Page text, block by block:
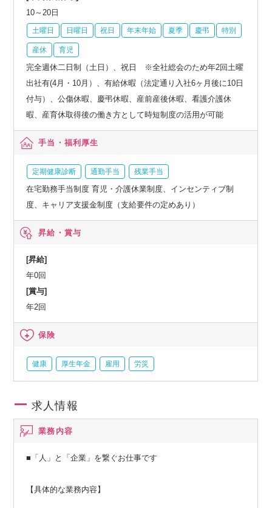
10～20日
土曜日 日曜日 祝日 年末年始 夏季 慶弔 特別
産休 育児
完全週休二日制（土日）、祝日 ※全社総会のため年2回土曜
出社有(4月・10月）、有給休暇（法定通り入社6ヶ月後に10日
付与）、公傷休暇、慶弔休暇、産前産後休暇、看護介護休
暇、産育休取得後の働き方として時短制度の活用が可能
手当・福利厚生
定期健康診断 通勤手当 残業手当
在宅勤務手当制度 育児・介護休業制度、インセンティブ制
度、キャリア支援金制度（支給要件の定めあり）
昇給・賞与
[昇給]
年0回
[賞与]
年2回
保険
健康 厚生年金 雇用 労災
求人情報
業務内容
■「人」と「企業」を繋ぐお仕事です
【具体的な業務内容】